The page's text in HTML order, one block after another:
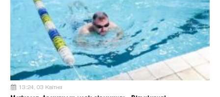
13:24, 03 Квітня